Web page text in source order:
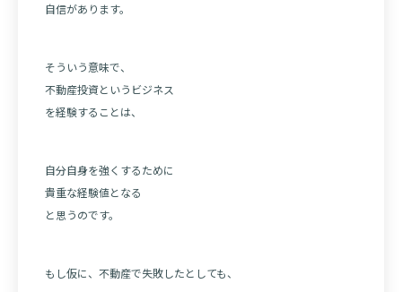
自信があります。
そういう意味で、
不動産投資というビジネス
を経験することは、
自分自身を強くするために
貴重な経験値となる
と思うのです。
もし仮に、不動産で失敗したとしても、